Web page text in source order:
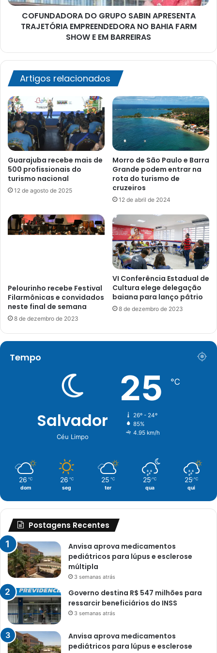
BAHIA
FARM
SHOW
BARREIRAS
COFUNDADORA DO GRUPO SABIN APRESENTA
TRAJETÓRIA EMPREENDEDORA NO BAHIA FARM
SHOW E EM BARREIRAS
Artigos relacionados
Guarajuba recebe mais de
500 profissionais do
turismo nacional
12 de agosto de 2025
Morro de São Paulo e Barra
Grande podem entrar na
rota do turismo de
cruzeiros
12 de abril de 2024
Pelourinho recebe Festival
Filarmônicas e convidados
neste final de semana
8 de dezembro de 2023
VI Conferência Estadual de
Cultura elege delegação
baiana para lanço pátrio
8 de dezembro de 2023
Tempo
Salvador
Céu Limpo
25 ℃
26º - 24º
85%
4.95 km/h
26 ℃
dom
26 ℃
seg
25 ℃
ter
25 ℃
qua
25 ℃
qui
Postagens Recentes
Anvisa aprova medicamentos
pediátricos para lúpus e esclerose
múltipla
3 semanas atrás
Governo destina R$ 547 milhões para
ressarcir beneficiários do INSS
3 semanas atrás
Anvisa aprova medicamentos
pediátricos para lúpus e esclerose